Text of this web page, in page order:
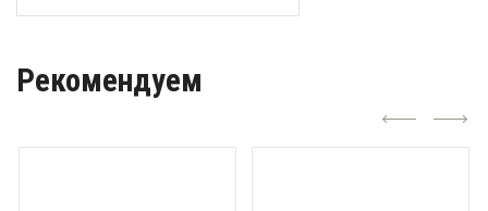
Рекомендуем